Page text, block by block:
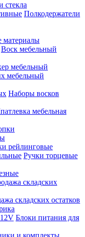
стекла
Полкодержатели
материалы
Воск мебельный
мебельный
мебельный
Наборы восков
мебельная
рейлинговые
Ручки торцевые
складских остатков
Блоки питания для